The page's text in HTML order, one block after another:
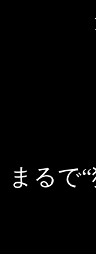
まるで